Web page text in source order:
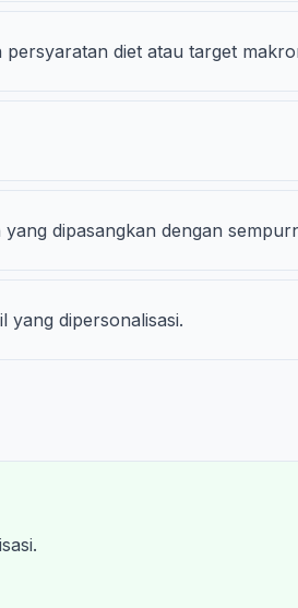
diet atau target
dipasangkan dengan
yang dipersonalisasi.